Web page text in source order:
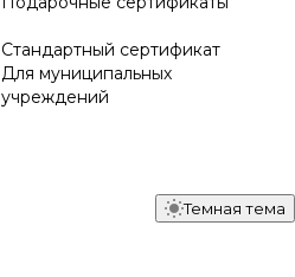
Стандартный сертификат
Для муниципальных
учреждений
Темная тема